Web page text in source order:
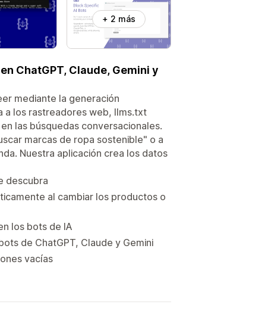
+ 2 más
ChatGPT, Claude, Gemini y
mediante la generación
a los rastreadores web, llms.txt
las búsquedas conversacionales.
marcas de ropa sostenible" o a
Nuestra aplicación crea los datos
descubra
al cambiar los productos o
los bots de IA
de ChatGPT, Claude y Gemini
vacías